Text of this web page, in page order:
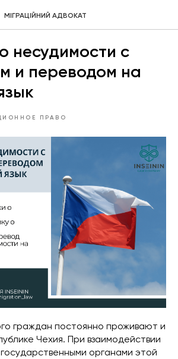
МІГРАЦІЙНИЙ АДВОКАТ
несудимости с
и переводом на
ПРАВО
граждан постоянно проживают и
Чехия. При взаимодействии
органами этой